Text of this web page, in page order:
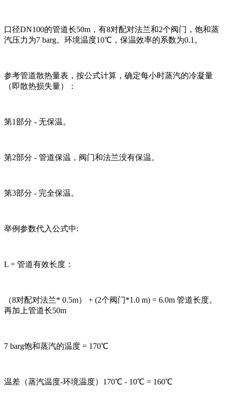
口径DN100的管道长50m，有8对配对法兰和2个阀门，饱和蒸
汽压力为7 barg。环境温度10℃，保温效率的系数为0.1。
参考管道散热量表，按公式计算，确定每小时蒸汽的冷凝量
（即散热损失量）：
第1部分 - 无保温。
第2部分 - 管道保温，阀门和法兰没有保温。
第3部分 - 完全保温。
举例参数代入公式中:
L = 管道有效长度：
（8对配对法兰* 0.5m） + (2个阀门*1.0 m) = 6.0m 管道长度。
再加上管道长50m
7 barg饱和蒸汽的温度 = 170℃
温差（蒸汽温度-环境温度）170℃ - 10℃ = 160℃